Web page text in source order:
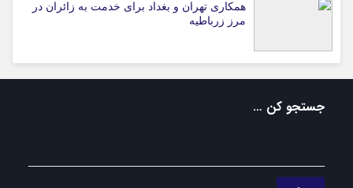
همکاری تهران و بغداد برای خدمت به زائران در
مرز زرباطیه
جستجو کن …